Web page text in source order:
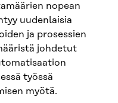
nopean
uudenlaisia
ja prosessien
johdetut
työssä
myötä.